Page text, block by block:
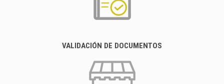
VALIDACIÓN DE DOCUMENTOS